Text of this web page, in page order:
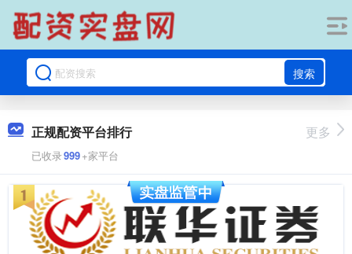
搜索
正规配资平台排行
已收录999+家平台
更多